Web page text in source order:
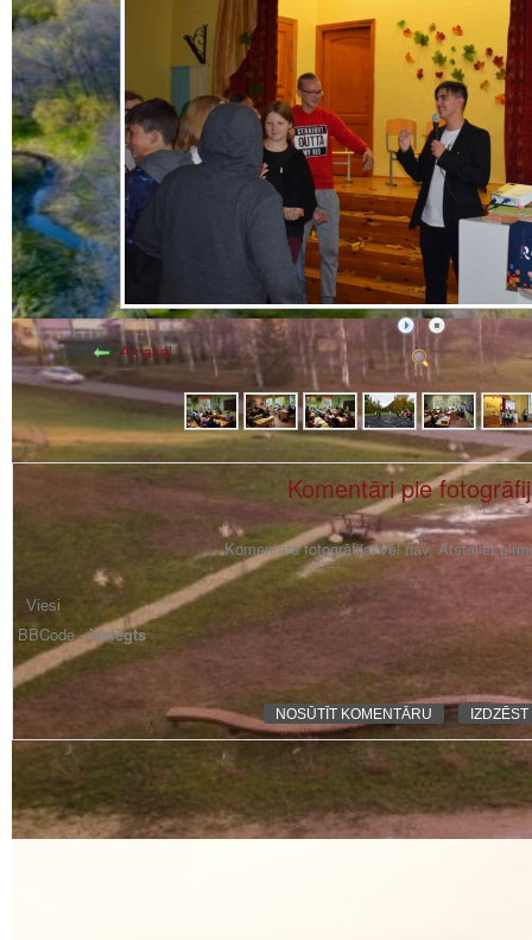
Atpakaļ
Komentāri pie
Komentāra fotogrāfijai vēl nav. Atstājiet
BBCode -izslēgts